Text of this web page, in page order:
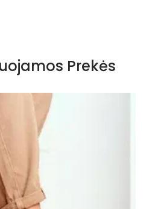
Žalias
Pilka
guma
Prekės